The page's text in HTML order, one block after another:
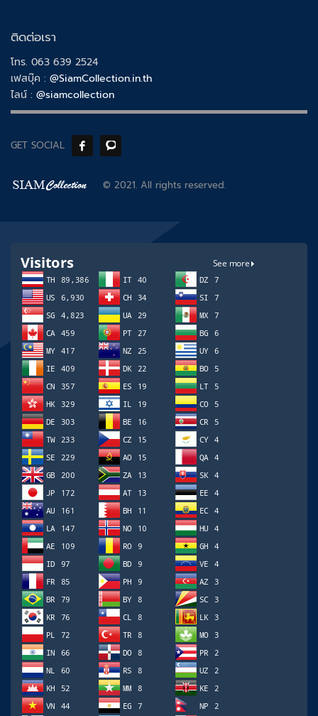
ติดต่อเรา
โทร. 063 639 2524
เฟสบุ๊ค : @SiamCollection.in.th
ไลน์ : @siamcollection
GET SOCIAL
© 2021. All rights reserved.